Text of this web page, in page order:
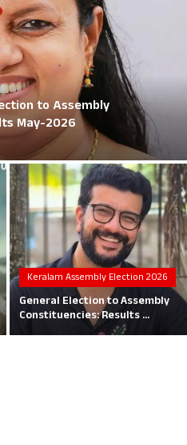
to Assembly
May-2026
Keralam Assembly Election 2026
General Election to Assembly
Constituencies: Results ...